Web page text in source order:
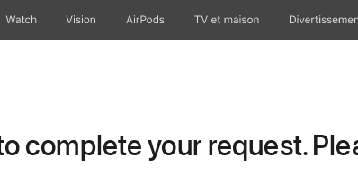
Watch Vision AirPods TV et maison
complete your request.